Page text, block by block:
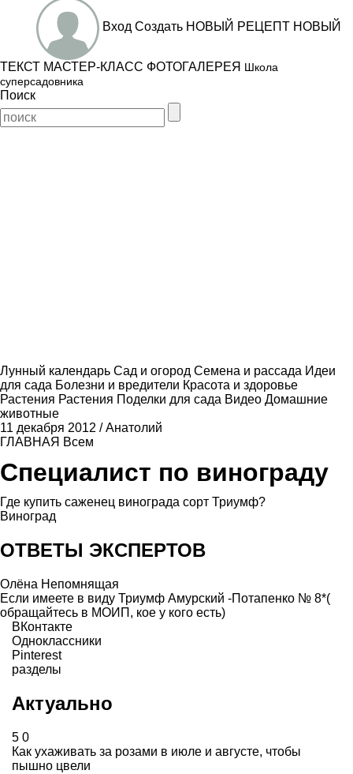
Вход Создать НОВЫЙ РЕЦЕПТ НОВЫЙ
ТЕКСТ МАСТЕР-КЛАСС ФОТОГАЛЕРЕЯ Школа
суперсадовника
Поиск
Лунный календарь Сад и огород Семена и рассада Идеи
для сада Болезни и вредители Красота и здоровье
Растения Растения Поделки для сада Видео Домашние
животные
11 декабря 2012 /Анатолий
ГЛАВНАЯ Всем
Специалист по винограду
Где купить саженец винограда сорт Триумф?
Виноград
ОТВЕТЫ ЭКСПЕРТОВ
Олёна Непомнящая
Если имеете в виду Триумф Амурский -Потапенко № 8*(
обращайтесь в МОИП, кое у кого есть)
ВКонтакте
Одноклассники
Pinterest
разделы
Актуально
5 0
Как ухаживать за розами в июле и августе, чтобы
пышно цвели